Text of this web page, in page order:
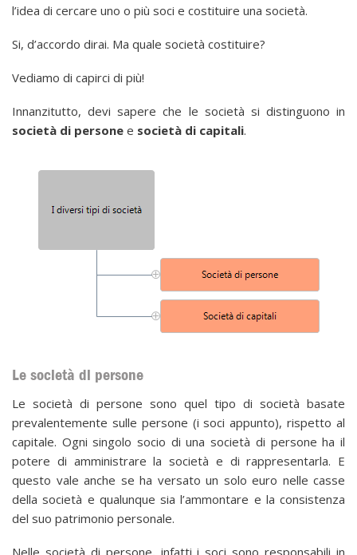
l’idea di cercare uno o più soci e costituire una società.
Si, d’accordo dirai. Ma quale società costituire?
Vediamo di capirci di più!
Innanzitutto, devi sapere che le società si distinguono in
società di persone e società di capitali.
Le società di persone
Le società di persone sono quel tipo di società basate
prevalentemente sulle persone (i soci appunto), rispetto al
capitale. Ogni singolo socio di una società di persone ha il
potere di amministrare la società e di rappresentarla. E
questo vale anche se ha versato un solo euro nelle casse
della società e qualunque sia l’ammontare e la consistenza
del suo patrimonio personale.